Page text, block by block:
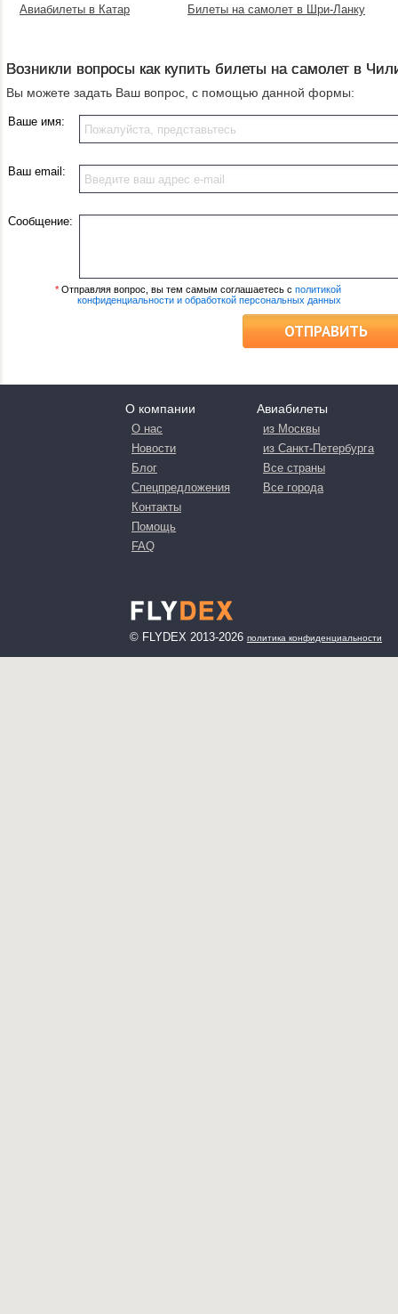
Авиабилеты в Катар
Билеты на самолет в Шри-Ланку
Возникли вопросы как купить билеты на самолет в
Вы можете задать Ваш вопрос, с помощью данной формы:
Ваше имя:
Ваш email:
Сообщение:
* Отправляя вопрос, вы тем самым соглашаетесь с политикой
конфиденциальности и обработкой персональных данных
ОТПРАВИТЬ
О компании
О нас
Новости
Блог
Спецпредложения
Контакты
Помощь
FAQ
Авиабилеты
из Москвы
из Санкт-Петербурга
Все страны
Все города
© FLYDEX 2013-2026 политика конфиденциальности